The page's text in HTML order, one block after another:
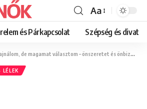
Font
Resizer
Aa
és Párkapcsolat Szépség és divat
de magamat választom – önszeretet és önbizalom fejlesztése nőknek